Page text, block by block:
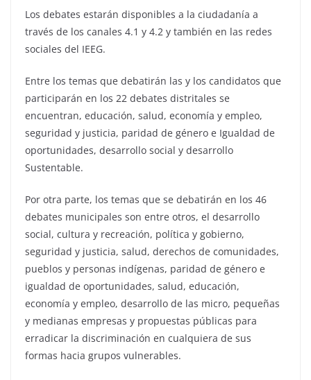
Los debates estarán disponibles a la ciudadanía a
través de los canales 4.1 y 4.2 y también en las redes
sociales del IEEG.
Entre los temas que debatirán las y los candidatos que
participarán en los 22 debates distritales se
encuentran, educación, salud, economía y empleo,
seguridad y justicia, paridad de género e Igualdad de
oportunidades, desarrollo social y desarrollo
Sustentable.
Por otra parte, los temas que se debatirán en los 46
debates municipales son entre otros, el desarrollo
social, cultura y recreación, política y gobierno,
seguridad y justicia, salud, derechos de comunidades,
pueblos y personas indígenas, paridad de género e
igualdad de oportunidades, salud, educación,
economía y empleo, desarrollo de las micro, pequeñas
y medianas empresas y propuestas públicas para
erradicar la discriminación en cualquiera de sus
formas hacia grupos vulnerables.